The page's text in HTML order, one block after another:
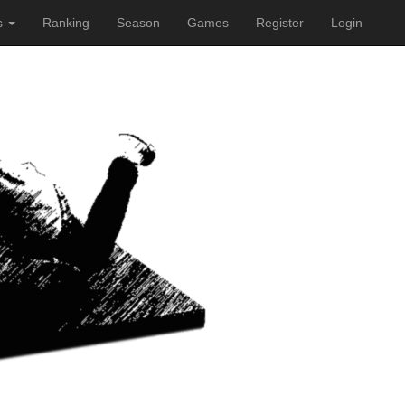
Ranking Season Games Register Login